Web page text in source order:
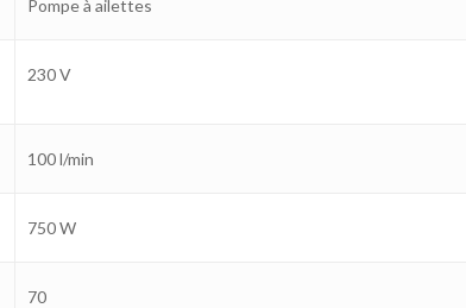
Pompe à ailettes
230 V
100 l/min
750 W
70